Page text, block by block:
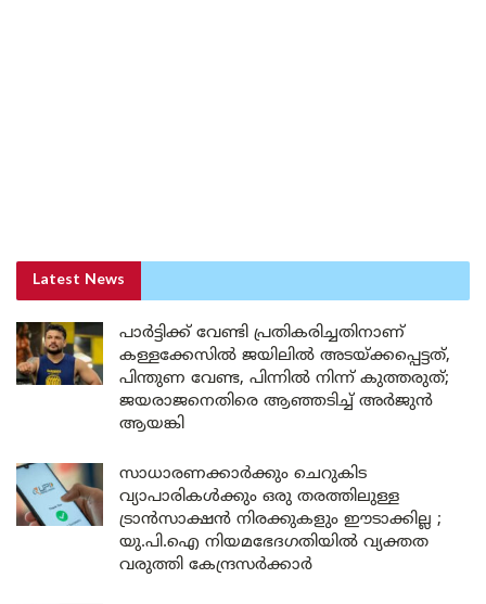
Latest News
പാർട്ടിക്ക് വേണ്ടി പ്രതികരിച്ചതിനാണ്
കള്ളക്കേസിൽ ജയിലിൽ അടയ്ക്കപ്പെട്ടത്,
പിന്തുണ വേണ്ട, പിന്നിൽ നിന്ന് കുത്തരുത്;
ജയരാജനെതിരെ ആഞ്ഞടിച്ച് അർജുൻ
ആയങ്കി
സാധാരണക്കാർക്കും ചെറുകിട
വ്യാപാരികൾക്കും ഒരു തരത്തിലുള്ള
ട്രാൻസാക്ഷൻ നിരക്കുകളും ഈടാക്കില്ല ;
യു.പി.ഐ നിയമഭേദഗതിയിൽ വ്യക്തത
വരുത്തി കേന്ദ്രസർക്കാർ